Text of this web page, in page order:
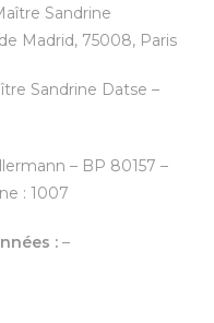
Sandrine
Madrid, 75008, Paris
Sandrine Datse –
– BP 80157 –
: 1007
:–